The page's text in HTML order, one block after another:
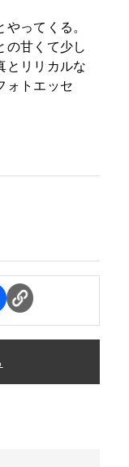
ってくる。
の甘くて少し
とリリカルな
ォトエッセ